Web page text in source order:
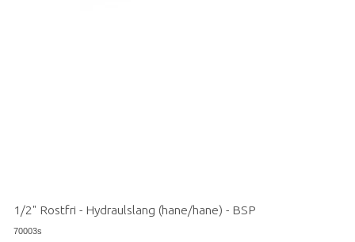
1/2" Rostfri - Hydraulslang (hane/hane) - BSP
70003s